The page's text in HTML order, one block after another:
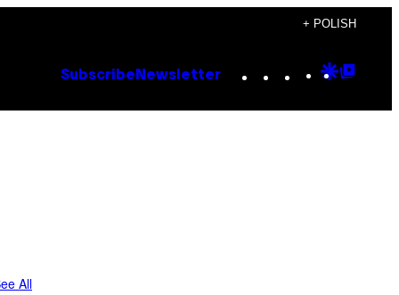
+ POLISH
Subscribe Newsletter Instagram
TikTok
YouTube
Google
All